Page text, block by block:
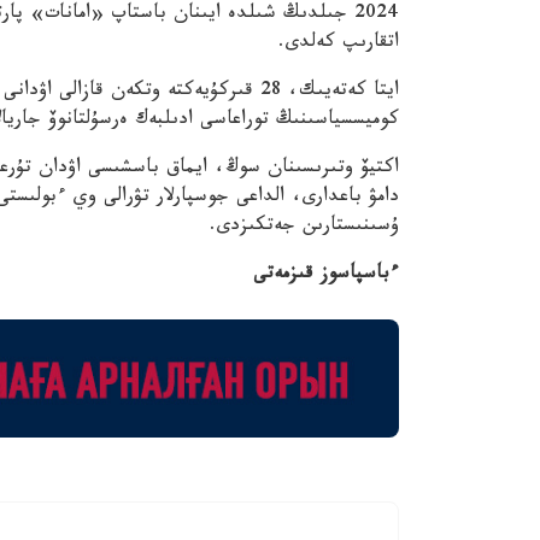
2024 جىلدىڭ شىلدە ايىنان باستاپ «امانات»
اتقارىپ كەلدى.
ايتا كەتەيىك، 28 قىركۇيەكتە وتكەن
كوميسسياسىنىڭ توراعاسى ادىلبەك ەرسۇلتانوۆ
اكتيۆ وتىرىسىنان سوڭ، ايماق باسشىسى اۋدان
دامۋ باعدارى، الداعى جوسپارلار تۋرالى وي
ۇسىنىستارىن جەتكىزدى.
ءباسپاسوز قىزمەتى